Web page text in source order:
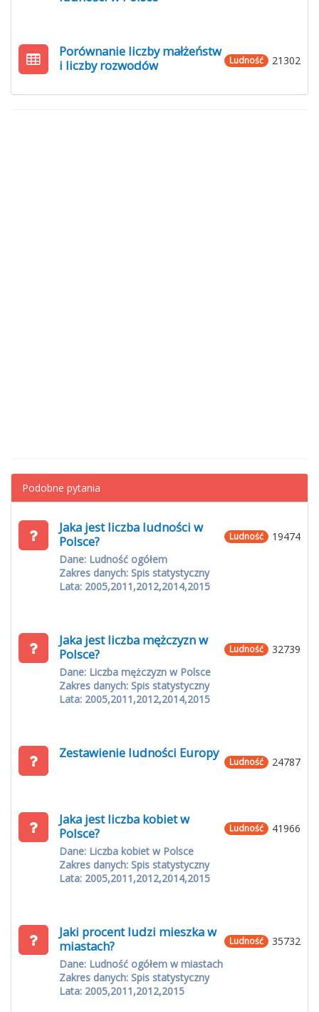
21302
Ludność
Porównanie liczby małżeństw
i liczby rozwodów
Podobne pytania
19474
Ludność
Jaka jest liczba ludności w
Polsce?
Dane: Ludność ogółem
Zakres danych: Spis statystyczny
Lata: 2005,2011,2012,2014,2015
32739
Ludność
Jaka jest liczba mężczyzn w
Polsce?
Dane: Liczba mężczyzn w Polsce
Zakres danych: Spis statystyczny
Lata: 2005,2011,2012,2014,2015
24787
Ludność
Zestawienie ludności Europy
41966
Ludność
Jaka jest liczba kobiet w
Polsce?
Dane: Liczba kobiet w Polsce
Zakres danych: Spis statystyczny
Lata: 2005,2011,2012,2014,2015
35732
Ludność
Jaki procent ludzi mieszka w
miastach?
Dane: Ludność ogółem w miastach
Zakres danych: Spis statystyczny
Lata: 2005,2011,2012,2015